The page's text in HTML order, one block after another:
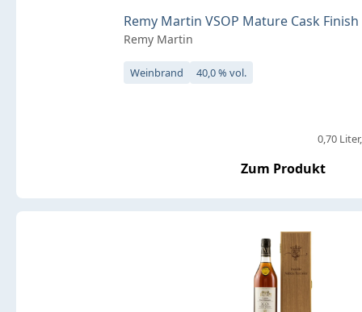
Remy Martin VSOP Mature Cask Finish
Remy Martin
Weinbrand 40,0 % vol.
0,70 Liter
Zum Produkt